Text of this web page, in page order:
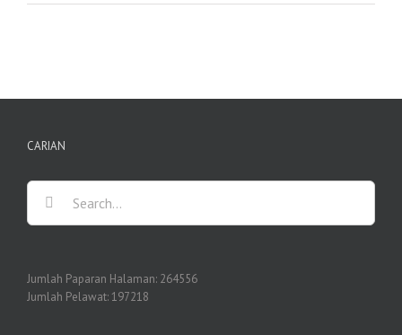
CARIAN
Search
Jumlah Paparan Halaman: 264556
Jumlah Pelawat:197218